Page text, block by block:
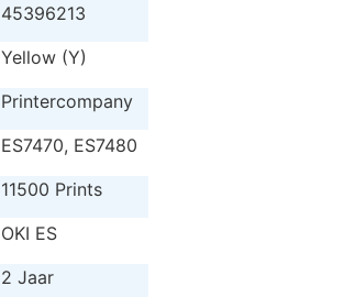
45396213
Yellow (Y)
Printercompany
ES7470, ES7480
11500 Prints
OKI ES
2 Jaar